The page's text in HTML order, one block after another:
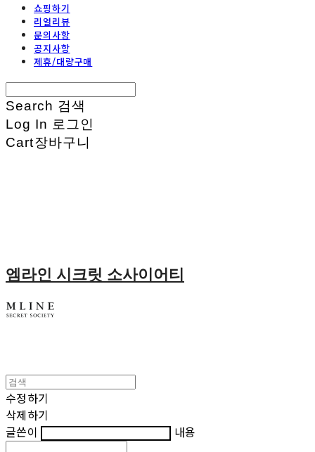
쇼핑하기
리얼리뷰
문의사항
공지사항
제휴/대량구매
Search 검색
Log In 로그인
Cart장바구니
엠라인 시크릿 소사이어티
수정하기
삭제하기
글쓴이
내용